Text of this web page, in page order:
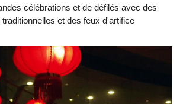
célébrations et de défilés avec des
et des feux d'artifice